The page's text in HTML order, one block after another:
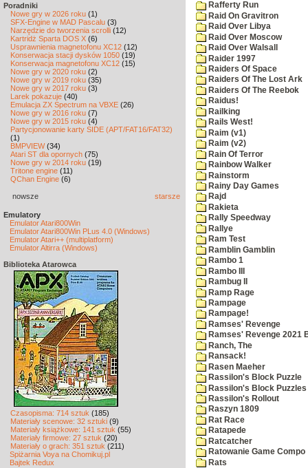
Poradniki
Nowe gry w 2026 roku (1)
SFX-Engine w MAD Pascalu (3)
Narzędzie do tworzenia scrolli (12)
Kartridż Sparta DOS X (6)
Usprawnienia magnetofonu XC12 (12)
Konserwacja stacji dysków 1050 (19)
Konserwacja magnetofonu XC12 (15)
Nowe gry w 2020 roku (2)
Nowe gry w 2019 roku (35)
Nowe gry w 2017 roku (3)
Larek pokazuje (40)
Emulacja ZX Spectrum na VBXE (26)
Nowe gry w 2016 roku (7)
Nowe gry w 2015 roku (4)
Partycjonowanie karty SIDE (APT/FAT16/FAT32)
(1)
BMPVIEW(34)
Atari ST dla opornych (75)
Nowe gry w 2014 roku (19)
Tritone engine (11)
QChan Engine (6)
nowsze starsze
Emulatory
Emulator Atari800Win
Emulator Atari800Win PLus 4.0 (Windows)
Emulator Atari++ (multiplatform)
Emulator Altirra (Windows)
Biblioteka Atarowca
Czasopisma: 714 sztuk (185)
Materiały scenowe: 32 sztuki (9)
Materiały książkowe: 141 sztuk (55)
Materiały firmowe: 27 sztuk (20)
Materiały o grach: 351 sztuk (211)
Spiżarnia Voya na Chomikuj.pl
Bajtek Redux
Rafferty Run
Raid On Gravitron
Raid Over Libya
Raid Over Moscow
Raid Over Walsall
Raider 1997
Raiders Of Space
Raiders Of The Lost Ark
Raiders Of The Reebok
Raidus!
Railking
Rails West!
Raim (v1)
Raim (v2)
Rain Of Terror
Rainbow Walker
Rainstorm
Rainy Day Games
Rajd
Rakieta
Rally Speedway
Rallye
Ram Test
Ramblin Gamblin
Rambo 1
Rambo III
Rambug II
Ramp Rage
Rampage
Rampage!
Ramses' Revenge
Ramses' Revenge 2021
Ranch, The
Ransack!
Rasen Maeher
Rassilon's Block Puzzle
Rassilon's Block Puzzles
Rassilon's Rollout
Raszyn 1809
Rat Race
Ratapede
Ratcatcher
Ratowanie Game Compo
Rats